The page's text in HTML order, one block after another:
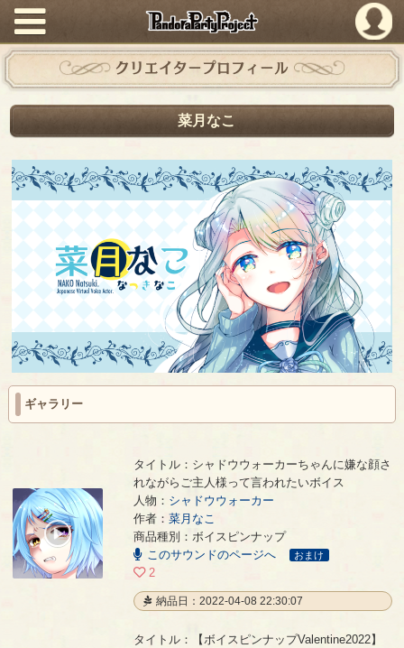
PandoraPartyProject
クリエイタープロフィール
菜月なこ
ギャラリー
シャドウウォーカーちゃんに嫌な顔されながらご主人様って言われたいボイス
00:00
00:36
タイトル：シャドウウォーカーちゃんに嫌な顔さ
れながらご主人様って言われたいボイス
人物： シャドウウォーカー
作者： 菜月なこ
商品種別：ボイスピンナップ
このサウンドのページへ
おまけ
2
納品日：2022-04-08 22:30:07
タイトル：【ボイスピンナップValentine2022】